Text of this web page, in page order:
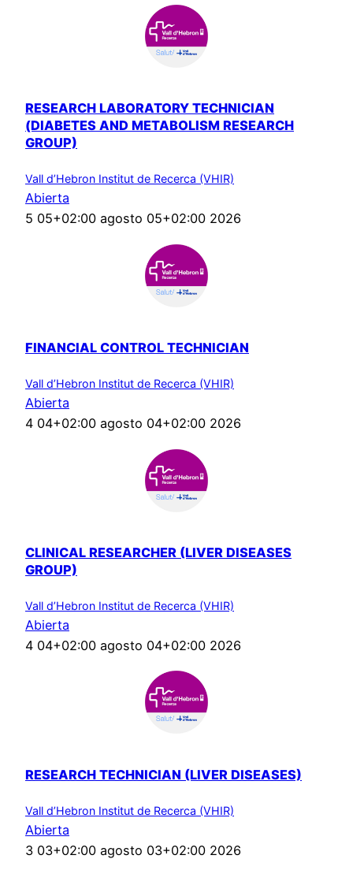
RESEARCH LABORATORY TECHNICIAN
(DIABETES AND METABOLISM RESEARCH
GROUP)
Vall d’Hebron Institut de Recerca (VHIR)
Abierta
5 05+02:00 agosto 05+02:00 2026
FINANCIAL CONTROL TECHNICIAN
Vall d’Hebron Institut de Recerca (VHIR)
Abierta
4 04+02:00 agosto 04+02:00 2026
CLINICAL RESEARCHER (LIVER DISEASES
GROUP)
Vall d’Hebron Institut de Recerca (VHIR)
Abierta
4 04+02:00 agosto 04+02:00 2026
RESEARCH TECHNICIAN (LIVER DISEASES)
Vall d’Hebron Institut de Recerca (VHIR)
Abierta
3 03+02:00 agosto 03+02:00 2026